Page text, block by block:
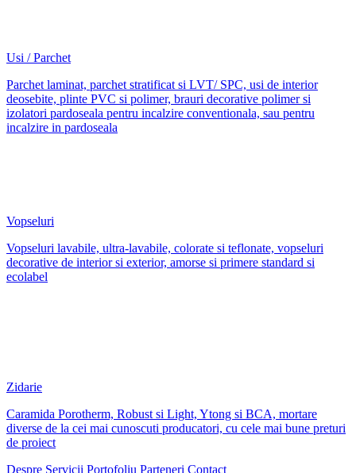
Usi / Parchet
Parchet laminat, parchet stratificat si LVT/ SPC, usi de interior
deosebite, plinte PVC si polimer, brauri decorative polimer si
izolatori pardoseala pentru incalzire conventionala, sau pentru
incalzire in pardoseala
Vopseluri
Vopseluri lavabile, ultra-lavabile, colorate si teflonate, vopseluri
decorative de interior si exterior, amorse si primere standard si
ecolabel
Zidarie
Caramida Porotherm, Robust si Light, Ytong si BCA, mortare
diverse de la cei mai cunoscuti producatori, cu cele mai bune preturi
de proiect
Despre Servicii Portofoliu Parteneri Contact